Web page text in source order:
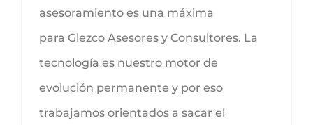
asesoramiento es una máxima
para Glezco Asesores y Consultores. La
tecnología es nuestro motor de
evolución permanente y por eso
trabajamos orientados a sacar el